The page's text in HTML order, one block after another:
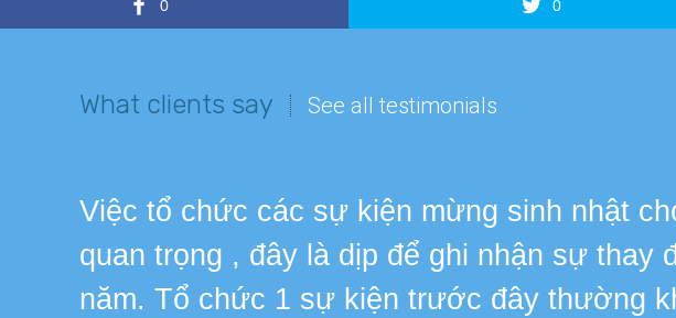
0 0
What clients say See all testimonials
Việc tổ chức các sự kiện mừng sinh nhật
quan trọng , đây là dịp để ghi nhận sự thay
năm. Tổ chức 1 sự kiện trước đây thường